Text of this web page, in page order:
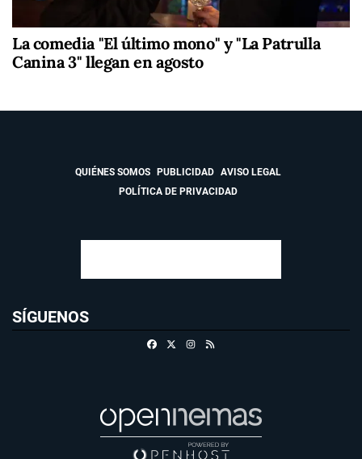
La comedia "El último mono" y "La Patrulla
Canina 3" llegan en agosto
QUIÉNES SOMOS PUBLICIDAD
AVISO LEGAL
POLÍTICA DE PRIVACIDAD
SÍGUENOS
FacebookInstagram